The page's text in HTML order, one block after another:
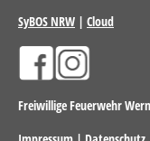
SyBOS NRW | Cloud
Freiwillige Feuerwehr